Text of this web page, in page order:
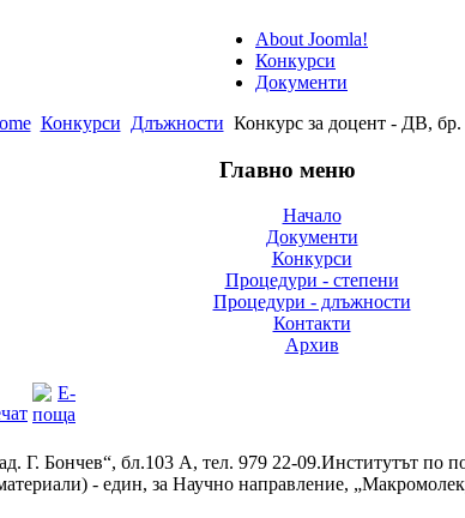
About Joomla!
Конкурси
Документи
Конкурси Длъжности Конкурс за доцент - ДВ, бр.
Главно меню
Начало
Документи
Конкурси
Процедури - степени
Процедури - длъжности
Контакти
Архив
Г. Бончев“, бл.103 А, тел. 979 22-09.Институтът
- един, за Научно направление,